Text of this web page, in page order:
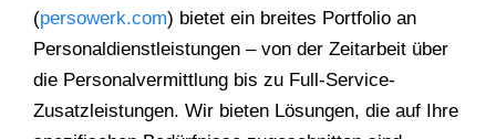
(persowerk.com) bietet ein breites Portfolio an
Personaldienstleistungen – von der Zeitarbeit über
die Personalvermittlung bis zu Full-Service-
Zusatzleistungen. Wir bieten Lösungen, die auf Ihre